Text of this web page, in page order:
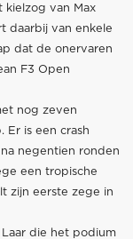
kielzog van Max
daarbij van enkele
dat de onervaren
F3 Open
nog zeven
Er is een crash
negentien ronden
een tropische
zijn eerste zege in
die het podium